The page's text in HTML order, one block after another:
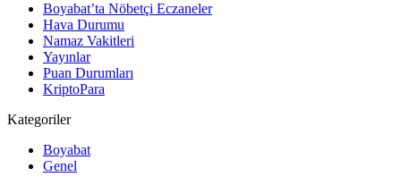
Boyabat’ta Nöbetçi Eczaneler
Hava Durumu
Namaz Vakitleri
Yayınlar
Puan Durumları
KriptoPara
Kategoriler
Boyabat
Genel